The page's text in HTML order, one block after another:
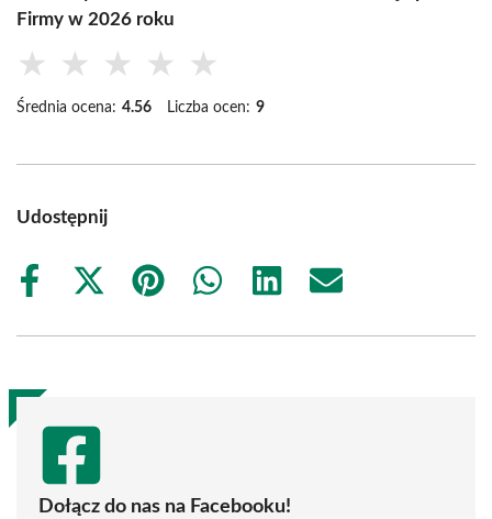
Firmy w 2026 roku
★ ★ ★ ★ ★
Średnia ocena: 4.56 Liczba ocen: 9
Udostępnij
Share
Share
(Twitter)
Share
Share
Share
Share
Dołącz do nas na Facebooku!